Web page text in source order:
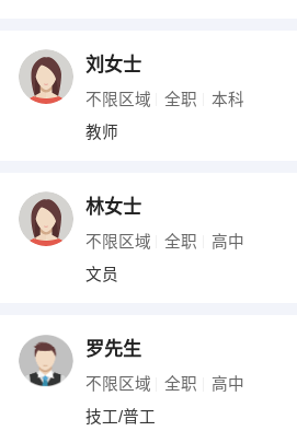
刘女士
不限区域 全职 本科
教师
林女士
不限区域 全职 高中
文员
罗先生
不限区域 全职 高中
技工/普工